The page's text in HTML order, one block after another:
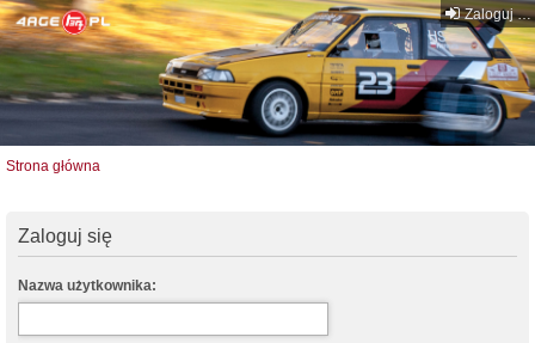
Zaloguj się
Strona główna
Zaloguj się
Nazwa użytkownika: